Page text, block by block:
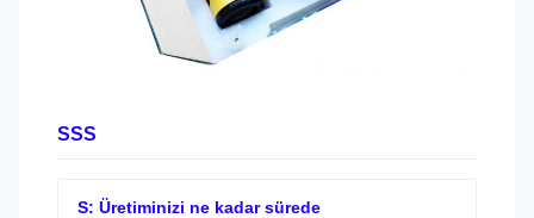
SSS
S: Üretiminizi ne kadar sürede